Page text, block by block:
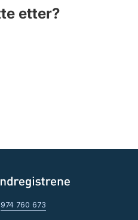
etter?
974 760 673